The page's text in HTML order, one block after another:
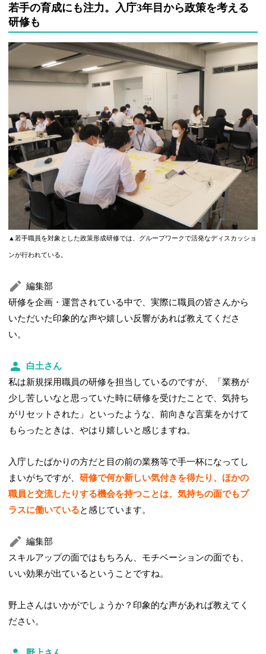
若手の育成にも注力。入庁3年目から政策を考える
研修も
▲若手職員を対象とした政策形成研修では、グループワークで活発なディスカッショ
ンが行われている。
編集部
研修を企画・運営されている中で、実際に職員の皆さんから
いただいた印象的な声や嬉しい反響があれば教えてくださ
い。
白土さん
私は新規採用職員の研修を担当しているのですが、「業務が
少し苦しいなと思っていた時に研修を受けたことで、気持ち
がリセットされた」といったような、前向きな言葉をかけて
もらったときは、やはり嬉しいと感じますね。
入庁したばかりの方だと目の前の業務等で手一杯になってし
まいがちですが、研修で何か新しい気付きを得たり、ほかの
職員と交流したりする機会を持つことは、気持ちの面でもプ
ラスに働いていると感じています。
編集部
スキルアップの面ではもちろん、モチベーションの面でも、
いい効果が出ているということですね。
野上さんはいかがでしょうか？印象的な声があれば教えてく
ださい。